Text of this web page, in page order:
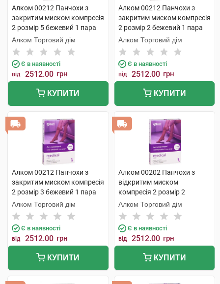
Алком 00212 Панчохи з
закритим миском компресія
2 розмір 5 бежевий 1 пара
Алком Торговий дім
Є в наявності
від 2512.00 грн
КУПИТИ
Алком 00212 Панчохи з
закритим миском компресія
2 розмір 2 бежевий 1 пара
Алком Торговий дім
Є в наявності
від 2512.00 грн
КУПИТИ
Алком 00212 Панчохи з
закритим миском компресія
2 розмір 3 бежевий 1 пара
Алком Торговий дім
Є в наявності
від 2512.00 грн
КУПИТИ
Алком 00202 Панчохи з
відкритим миском
компресія 2 розмір 2
бежевий 1 пара
Алком Торговий дім
Є в наявності
від 2512.00 грн
КУПИТИ